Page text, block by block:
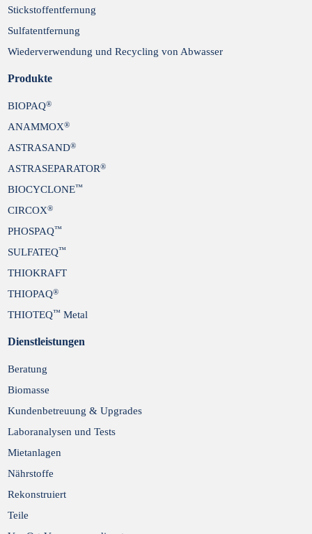
Stickstoffentfernung
Sulfatentfernung
Wiederverwendung und Recycling von Abwasser
Produkte
BIOPAQ®
ANAMMOX®
ASTRASAND®
ASTRASEPARATOR®
BIOCYCLONE™
CIRCOX®
PHOSPAQ™
SULFATEQ™
THIOKRAFT
THIOPAQ®
THIOTEQ™ Metal
Dienstleistungen
Beratung
Biomasse
Kundenbetreuung & Upgrades
Laboranalysen und Tests
Mietanlagen
Nährstoffe
Rekonstruiert
Teile